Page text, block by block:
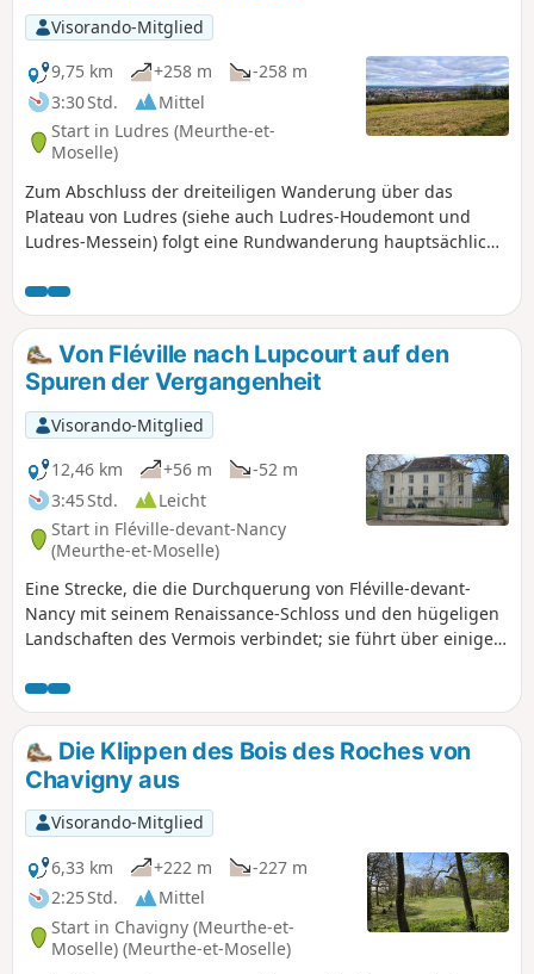
Visorando-Mitglied
9,75 km
+258 m
-258 m
3:30 Std.
Mittel
Start in Ludres (Meurthe-et-
Moselle)
Zum Abschluss der dreiteiligen Wanderung über das
Plateau von Ludres (siehe auch Ludres-Houdemont und
Ludres-Messein) folgt eine Rundwanderung hauptsächlich
Plateaus: dem Camp Leuque, den Spuren des Bergbaus
und einem schönen Blick auf die Vogesen.
Von Fléville nach Lupcourt auf den
Spuren der Vergangenheit
Visorando-Mitglied
12,46 km
+56 m
-52 m
3:45 Std.
Leicht
Start in Fléville-devant-Nancy
(Meurthe-et-Moselle)
Eine Strecke, die die Durchquerung von Fléville-devant-
Nancy mit seinem Renaissance-Schloss und den hügeligen
Landschaften des Vermois verbindet; sie führt über einige
gallorömische Straße) oder in jüngerer Zeit (Zugpferde zu
Beginn des 20. Jahrhunderts) genutzt wurden. Route
aktualisiert im Januar 2026.
Die Klippen des Bois des Roches von
Chavigny aus
Visorando-Mitglied
6,33 km
+222 m
-227 m
2:25 Std.
Mittel
Start in Chavigny (Meurthe-et-
Moselle) (Meurthe-et-Moselle)